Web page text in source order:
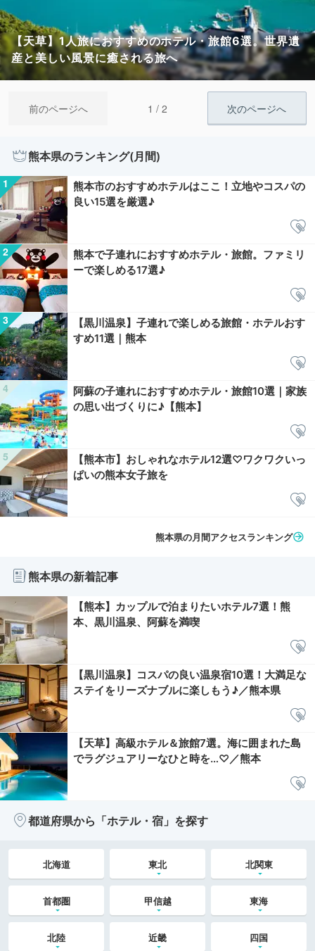
【天草】1人旅におすすめのホテル・旅館6選。世界遺
産と美しい風景に癒される旅へ
前のページへ 1 / 2 次のページへ
熊本県のランキング(月間)
熊本市のおすすめホテルはここ！立地やコスパの
良い15選を厳選♪
熊本で子連れにおすすめホテル・旅館。ファミリ
ーで楽しめる17選♪
【黒川温泉】子連れで楽しめる旅館・ホテルおす
すめ11選｜熊本
阿蘇の子連れにおすすめホテル・旅館10選｜家族
の思い出づくりに♪【熊本】
【熊本市】おしゃれなホテル12選♡ワクワクいっ
ぱいの熊本女子旅を
熊本県の月間アクセスランキング
熊本県の新着記事
【熊本】カップルで泊まりたいホテル7選！熊
本、黒川温泉、阿蘇を満喫
【黒川温泉】コスパの良い温泉宿10選！大満足な
ステイをリーズナブルに楽しもう♪／熊本県
【天草】高級ホテル＆旅館7選。海に囲まれた島
でラグジュアリーなひと時を…♡／熊本
都道府県から「ホテル・宿」を探す
北海道 東北 北関東
首都圏 甲信越 東海
北陸 近畿 四国